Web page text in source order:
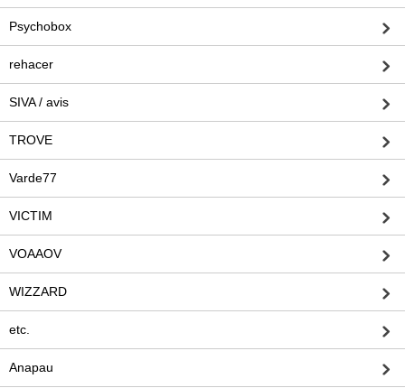
Psychobox
rehacer
SIVA / avis
TROVE
Varde77
VICTIM
VOAAOV
WIZZARD
etc.
Anapau